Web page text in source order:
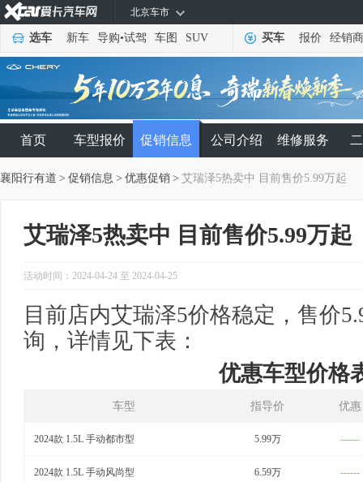
北京车市
选车 新车 导购•试驾 车图 SUV 买车 报价 经销商
首页 车型报价 促销信息 公司介绍 维修服务
襄阳行有道 > 促销信息 > 优惠促销 > 艾瑞泽5热卖中 目前售价5.99万起
艾瑞泽5热卖中 目前售价5.99万起
活动时间：2024-04-24 至 2024-04-25
目前店内艾瑞泽5价格稳定，售价
询，详情见下表：
优惠车型价格
车型 指导价 优惠
2024款 1.5L 手动都市型 5.99万 ------
2024款 1.5L 手动风尚型 6.59万 ------